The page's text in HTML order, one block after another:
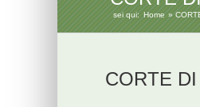
sei qui: Home
CORTE